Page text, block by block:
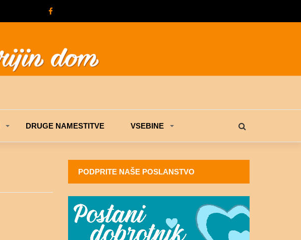
DRUGE NAMESTITVE VSEBINE
PODPRITE NAŠE POSLANSTVO